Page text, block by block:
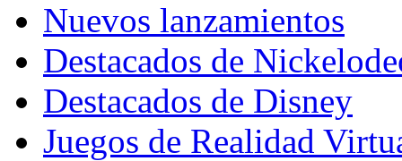
Nuevos lanzamientos
Destacados de
Destacados de Disney
Juegos de Realidad